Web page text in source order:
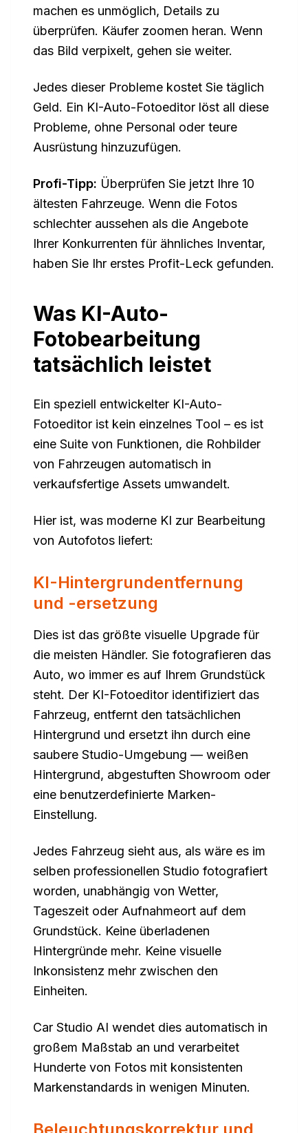
machen es unmöglich, Details zu
überprüfen. Käufer zoomen heran. Wenn
das Bild verpixelt, gehen sie weiter.
Jedes dieser Probleme kostet Sie täglich
Geld. Ein KI-Auto-Fotoeditor löst all diese
Probleme, ohne Personal oder teure
Ausrüstung hinzuzufügen.
Profi-Tipp: Überprüfen Sie jetzt Ihre 10
ältesten Fahrzeuge. Wenn die Fotos
schlechter aussehen als die Angebote
Ihrer Konkurrenten für ähnliches Inventar,
haben Sie Ihr erstes Profit-Leck gefunden.
Was KI-Auto-
Fotobearbeitung
tatsächlich leistet
Ein speziell entwickelter KI-Auto-
Fotoeditor ist kein einzelnes Tool – es ist
eine Suite von Funktionen, die Rohbilder
von Fahrzeugen automatisch in
verkaufsfertige Assets umwandelt.
Hier ist, was moderne KI zur Bearbeitung
von Autofotos liefert:
KI-Hintergrundentfernung
und -ersetzung
Dies ist das größte visuelle Upgrade für
die meisten Händler. Sie fotografieren das
Auto, wo immer es auf Ihrem Grundstück
steht. Der KI-Fotoeditor identifiziert das
Fahrzeug, entfernt den tatsächlichen
Hintergrund und ersetzt ihn durch eine
saubere Studio-Umgebung — weißen
Hintergrund, abgestuften Showroom oder
eine benutzerdefinierte Marken-
Einstellung.
Jedes Fahrzeug sieht aus, als wäre es im
selben professionellen Studio fotografiert
worden, unabhängig von Wetter,
Tageszeit oder Aufnahmeort auf dem
Grundstück. Keine überladenen
Hintergründe mehr. Keine visuelle
Inkonsistenz mehr zwischen den
Einheiten.
Car Studio AI wendet dies automatisch in
großem Maßstab an und verarbeitet
Hunderte von Fotos mit konsistenten
Markenstandards in wenigen Minuten.